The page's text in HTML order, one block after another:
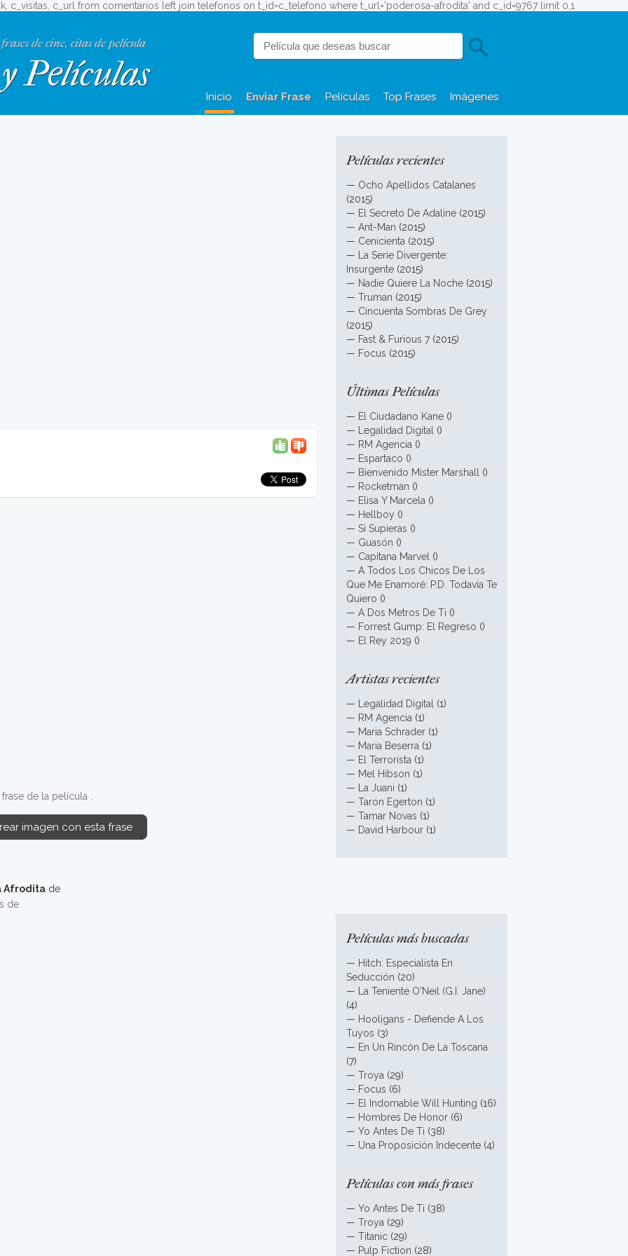
c_visitas, c_url from comentarios left join telefonos on t_id=c_telefono where t_url='poderosa-afrodita' and c_id=9767 limit 0,1
de cine, citas de película
Películas
Inicio Enviar Frase Películas Top Frases Imágenes
de la película .
imagen con esta frase
Afrodita de
de
Películas recientes
— Ocho Apellidos Catalanes
(2015)
— El Secreto De Adaline (2015)
— Ant-Man (2015)
— Cenicienta (2015)
—
La Serie Divergente:
Insurgente (2015)
— Nadie Quiere La Noche (2015)
— Truman (2015)
— Cincuenta Sombras De Grey
(2015)
— Fast & Furious 7 (2015)
— Focus (2015)
Últimas Películas
— El Ciudadano Kane ()
—
Legalidad Digital
()
— RM Agencia ()
— Espartaco ()
— Bienvenido Mister Marshall
()
— Rocketman ()
— Elisa Y Marcela ()
— Hellboy ()
— Si Supieras ()
— Guasón ()
— Capitana Marvel ()
— A Todos Los Chicos De Los
Que Me Enamoré: P.D. Todavía Te
Quiero ()
— A Dos Metros De Ti ()
— Forrest Gump: El Regreso ()
— El Rey 2019 ()
Artistas recientes
— Legalidad Digital
(1)
— RM Agencia (1)
— Maria Schrader (1)
— Maria Beserra (1)
— El Terrorista (1)
— Mel Hibson (1)
—
La Juani (1)
— Taron Egerton (1)
— Tamar Novas (1)
— David Harbour (1)
Películas más buscadas
— Hitch: Especialista En
Seducción (20)
—
La Teniente O'Neil (G.I. Jane)
(4)
— Hooligans - Defiende A Los
Tuyos (3)
— En Un Rincón De La Toscana
(7)
— Troya (29)
— Focus (6)
— El Indomable Will Hunting (16)
— Hombres De Honor (6)
— Yo Antes De Ti (38)
— Una Proposición Indecente (4)
Películas con más frases
— Yo Antes De Ti (38)
— Troya (29)
— Titanic (29)
— Pulp Fiction (28)